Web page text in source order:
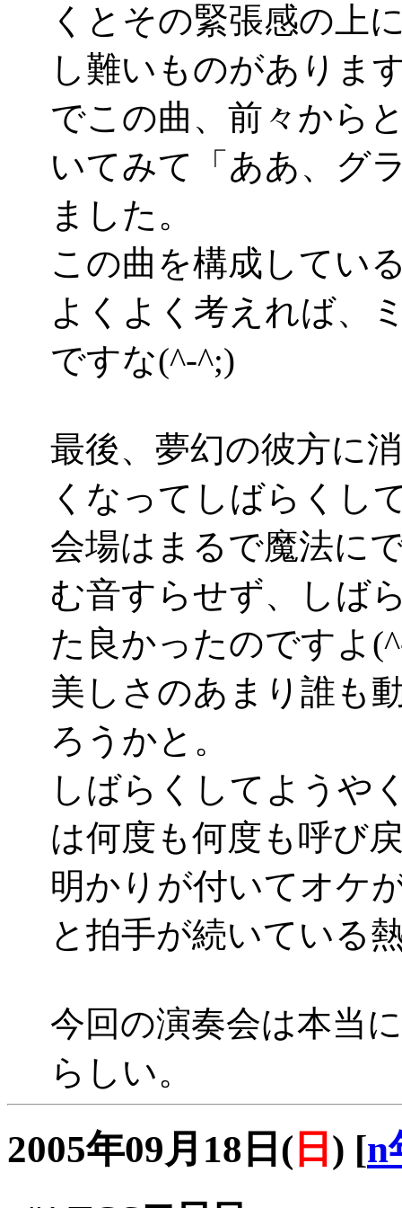
くとその緊張感の上
し難いものがありま
でこの曲、前々から
いてみて「ああ、グ
ました。
この曲を構成してい
よくよく考えれば、
ですな(^-^;)
最後、夢幻の彼方に
くなってしばらくし
会場はまるで魔法に
む音すらせず、しば
た良かったのですよ
美しさのあまり誰も
ろうかと。
しばらくしてようや
は何度も何度も呼び
明かりが付いてオケ
と拍手が続いている
今回の演奏会は本当
らしい。
2005年09月18日( 日 ) [n